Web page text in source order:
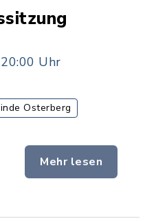
20:00 Uhr
Osterberg
Mehr lesen